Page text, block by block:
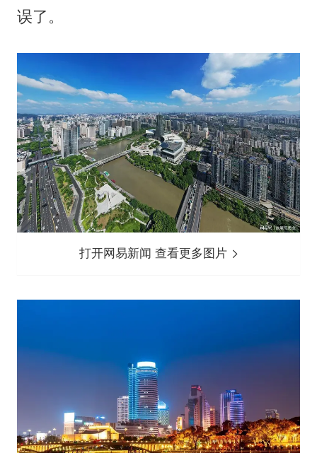
误了。
打开网易新闻 查看更多图片